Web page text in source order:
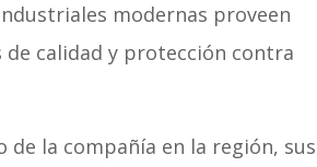
modernas proveen
calidad y protección contra
de la compañía en la región, sus